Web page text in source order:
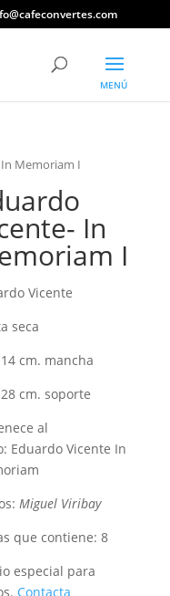
Memoriam I
In
I
Vicente
seca
cm. mancha
cm. soporte
al
Eduardo Vicente In
Miguel Viribay
que contiene: 8
especial para
Contacta